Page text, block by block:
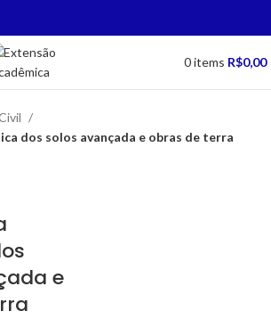
0items R$0,00
dos solos avançada e obras de terra
e